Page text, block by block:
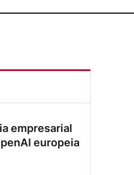
empresarial
europeia